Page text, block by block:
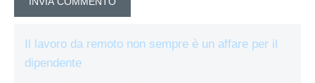
Il lavoro da remoto non sempre è un affare per il
dipendente